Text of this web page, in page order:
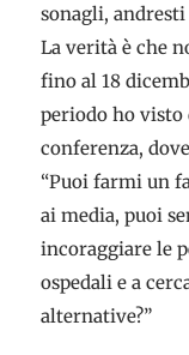
sonagli, andresti
La verità è che
fino al 18
periodo ho visto
conferenza,
“Puoi farmi un
ai media, puoi
incoraggiare le
ospedali e a
alternative?”